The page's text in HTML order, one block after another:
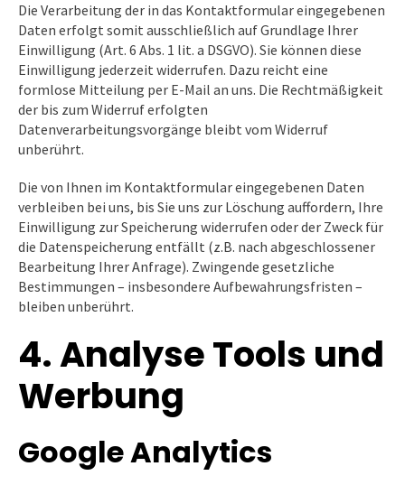
Die Verarbeitung der in das Kontaktformular eingegebenen
Daten erfolgt somit ausschließlich auf Grundlage Ihrer
Einwilligung (Art. 6 Abs. 1 lit. a DSGVO). Sie können diese
Einwilligung jederzeit widerrufen. Dazu reicht eine
formlose Mitteilung per E-Mail an uns. Die Rechtmäßigkeit
der bis zum Widerruf erfolgten
Datenverarbeitungsvorgänge bleibt vom Widerruf
unberührt.
Die von Ihnen im Kontaktformular eingegebenen Daten
verbleiben bei uns, bis Sie uns zur Löschung auffordern, Ihre
Einwilligung zur Speicherung widerrufen oder der Zweck für
die Datenspeicherung entfällt (z.B. nach abgeschlossener
Bearbeitung Ihrer Anfrage). Zwingende gesetzliche
Bestimmungen – insbesondere Aufbewahrungsfristen –
bleiben unberührt.
4. Analyse Tools und
Werbung
Google Analytics